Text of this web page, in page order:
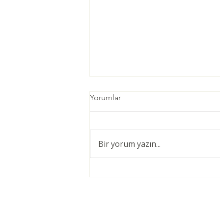
Yorumlar
Bir yorum yazın...